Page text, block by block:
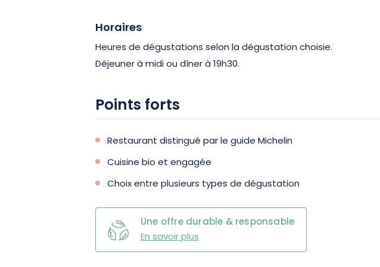
Horaires
Heures de dégustations selon la dégustation choisie.
Déjeuner à midi ou dîner à 19h30.
Points forts
Restaurant distingué par le guide Michelin
Cuisine bio et engagée
Choix entre plusieurs types de dégustation
Une offre durable & responsable
En savoir plus